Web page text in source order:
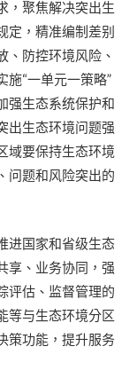
，聚焦解决突出生
定，精准编制差别
、防控环境风险、
施“一单元一策略”
强生态系统保护和
出生态环境问题强
域要保持生态环境
问题和风险突出的
进国家和省级生态
享、业务协同，强
评估、监督管理的
等与生态环境分区
策功能，提升服务